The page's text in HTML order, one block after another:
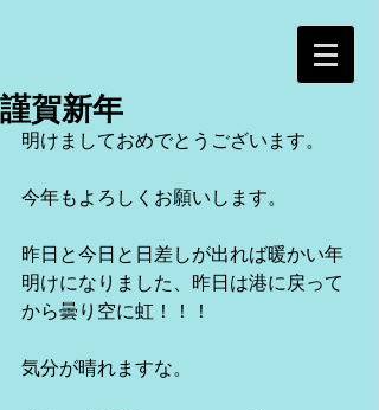
謹賀新年
明けましておめでとうございます。
今年もよろしくお願いします。
昨日と今日と日差しが出れば暖かい年
明けになりました、昨日は港に戻って
から曇り空に虹！！！
気分が晴れますな。